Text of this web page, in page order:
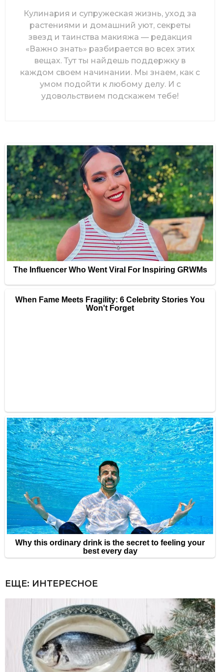
Кулинария и супружеская жизнь, уход за
растениями и домашний уют, секреты
звезд и таинства макияжа — редакция
«Важно знать» разбирается во всех этих
вещах. Тут ты найдешь поддержку в
каждом своем начинании. Мы знаем, как с
умом подойти к любому делу. И с
удовольствием подскажем тебе!
ЕЩЕ: ИНТЕРЕСНОЕ